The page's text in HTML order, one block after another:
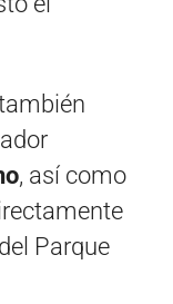
, así como
Parque